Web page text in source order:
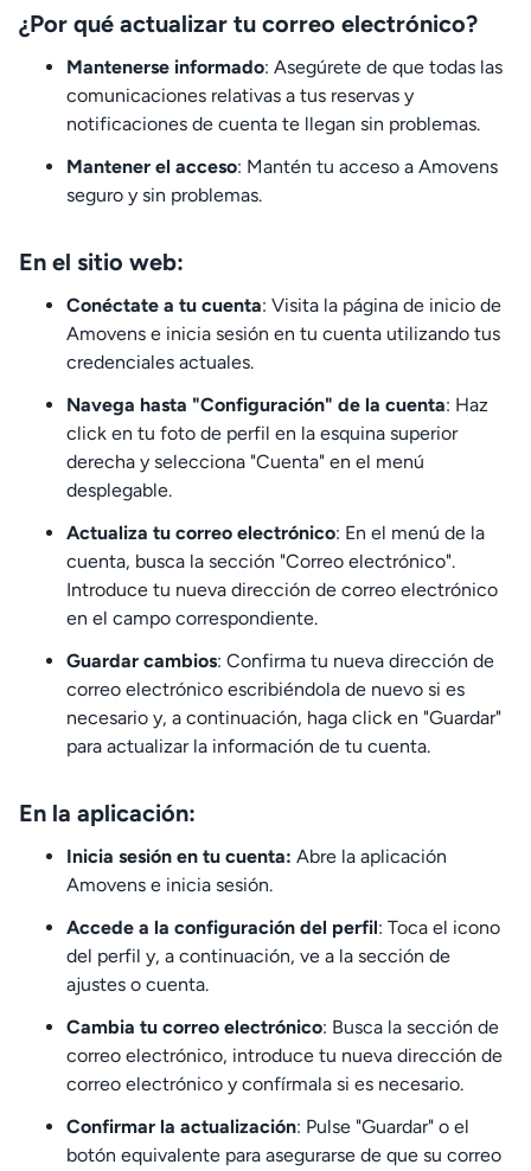
¿Por qué actualizar tu correo electrónico?
Mantenerse informado: Asegúrete de que todas las
comunicaciones relativas a tus reservas y
notificaciones de cuenta te llegan sin problemas.
Mantener el acceso: Mantén tu acceso a Amovens
seguro y sin problemas.
En el sitio web:
Conéctate a tu cuenta: Visita la página de inicio de
Amovens e inicia sesión en tu cuenta utilizando tus
credenciales actuales.
Navega hasta "Configuración" de la cuenta: Haz
click en tu foto de perfil en la esquina superior
derecha y selecciona "Cuenta" en el menú
desplegable.
Actualiza tu correo electrónico: En el menú de la
cuenta, busca la sección "Correo electrónico".
Introduce tu nueva dirección de correo electrónico
en el campo correspondiente.
Guardar cambios: Confirma tu nueva dirección de
correo electrónico escribiéndola de nuevo si es
necesario y, a continuación, haga click en "Guardar"
para actualizar la información de tu cuenta.
En la aplicación:
Inicia sesión en tu cuenta: Abre la aplicación
Amovens e inicia sesión.
Accede a la configuración del perfil: Toca el icono
del perfil y, a continuación, ve a la sección de
ajustes o cuenta.
Cambia tu correo electrónico: Busca la sección de
correo electrónico, introduce tu nueva dirección de
correo electrónico y confírmala si es necesario.
Confirmar la actualización: Pulse "Guardar" o el
botón equivalente para asegurarse de que su correo